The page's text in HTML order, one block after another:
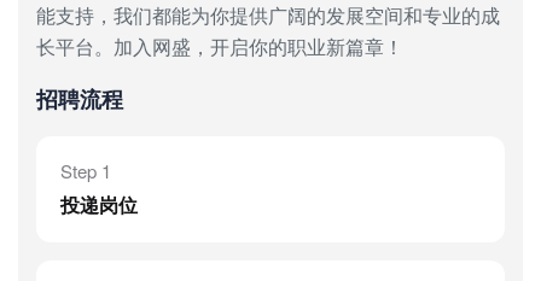
能支持，我们都能为你提供广阔的发展空间和专业的成
长平台。加入网盛，开启你的职业新篇章！
招聘流程
Step 1
投递岗位